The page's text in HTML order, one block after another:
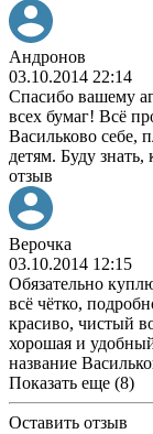
Андронов
03.10.2014 22:14
Спасибо вашему
всех бумаг! Всё
Васильково себе,
детям. Буду знать,
отзыв
Верочка
03.10.2014 12:15
Обязательно
всё чётко,
красиво, чистый
хорошая и
название
Показать еще (8)
Оставить отзыв